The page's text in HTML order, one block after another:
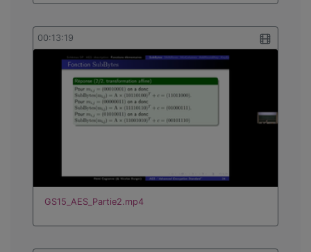
00:13:19
GS15_AES_Partie2.mp4